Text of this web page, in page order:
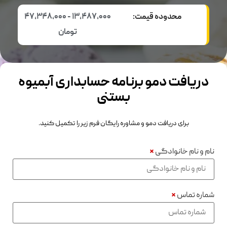
محدوده قیمت:
13,487,000 - 47,348,000
تومان
دریافت دمو برنامه حسابداری آبمیوه
بستنی
برای دریافت دمو و مشاوره رایگان فرم زیر را تکمیل کنید.
نام و نام خانوادگی*
شماره تماس*